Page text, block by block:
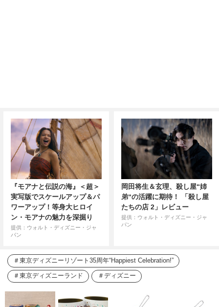
『モアナと伝説の海』＜超＞
実写版でスケールアップ＆パ
ワーアップ！等身大ヒロイ
ン・モアナの魅力を深掘り
提供：ウォルト・ディズニー・ジャ
パン
岡田将生＆玄理、殺し屋“姉
弟“の活躍に期待！ 「殺し屋
たちの店 2」レビュー
提供：ウォルト・ディズニー・ジャ
パン
東京ディズニーリゾート35周年“Happiest Celebration!”
東京ディズニーランド ディズニー